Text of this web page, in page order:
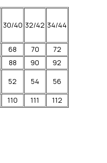
30/40 32/42 34/44
68 70
72
88 90
92
52 54
56
110 111
112